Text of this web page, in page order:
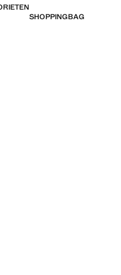
SHOPPINGBAG
ALS FAVORIET